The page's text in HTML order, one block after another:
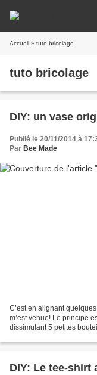
Accueil » tuto bricolage
tuto bricolage
DIY: un vase
Publié le 20/11/2014 à
Par Bee Made
C’est en alignant
m’est venue! Le principe
dissimulant 5 petites
DIY: Le tee-shirt